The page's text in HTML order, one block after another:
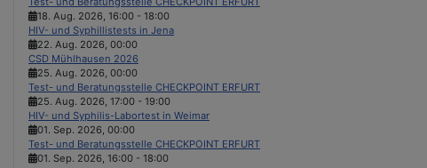
18. Aug. 2026, 16:00 - 18:00
HIV- und Syphillistests in Jena
22. Aug. 2026, 00:00
CSD Mühlhausen 2026
25. Aug. 2026, 00:00
Test- und Beratungsstelle CHECKPOINT ERFURT
25. Aug. 2026, 17:00 - 19:00
HIV- und Syphilis-Labortest in Weimar
01. Sep. 2026, 00:00
Test- und Beratungsstelle CHECKPOINT ERFURT
01. Sep. 2026, 16:00 - 18:00